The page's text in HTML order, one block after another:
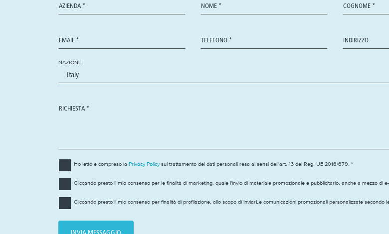
NAZIONE
Ho letto e compreso la Privacy Policysul trattamento dei dati personali resa ai sensi dell'art. 13 del Reg. UE 2016/679. *
Cliccando presto il mio consenso per le finalità di marketing, quale l'invio di materiale promozionale e pubblicitario, anche a mezzo di
Cliccando presto il mio consenso per finalità di profilazione, allo scopo di inviarLe comunicazioni promozionali personalizzate secondo